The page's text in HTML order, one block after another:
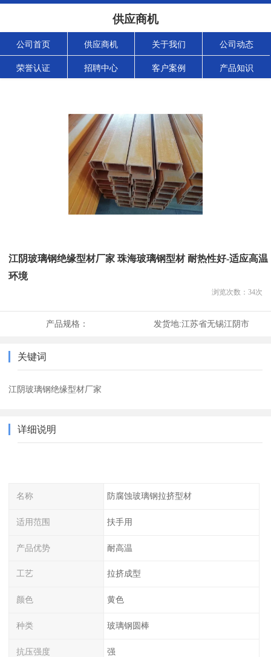
供应商机
公司首页 供应商机 关于我们 公司动态
荣誉认证 招聘中心 客户案例 产品知识
江阴玻璃钢绝缘型材厂家 珠海玻璃钢型材 耐热性好-适应高温
环境
浏览次数： 34次
产品规格： 发货地:江苏省无锡江阴市
关键词
江阴玻璃钢绝缘型材厂家
详细说明
名称 防腐蚀玻璃钢拉挤型材
适用范围 扶手用
产品优势 耐高温
工艺 拉挤成型
颜色 黄色
种类 玻璃钢圆棒
抗压强度 强